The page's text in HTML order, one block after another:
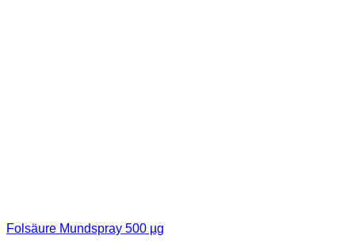
Folsäure Mundspray 500 µg